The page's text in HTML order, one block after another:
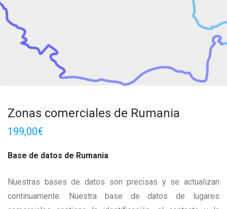
Zonas comerciales de Rumania
199,00€
Base de datos de Rumania
Nuestras bases de datos son precisas y se actualizan
continuamente. Nuestra base de datos de lugares